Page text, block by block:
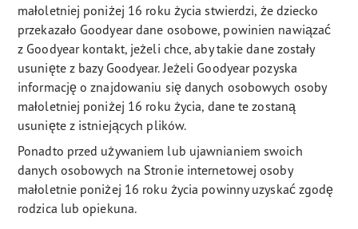
małoletniej poniżej 16 roku życia stwierdzi, że dziecko
przekazało Goodyear dane osobowe, powinien nawiązać
z Goodyear kontakt, jeżeli chce, aby takie dane zostały
usunięte z bazy Goodyear. Jeżeli Goodyear pozyska
informację o znajdowaniu się danych osobowych osoby
małoletniej poniżej 16 roku życia, dane te zostaną
usunięte z istniejących plików.
Ponadto przed używaniem lub ujawnianiem swoich
danych osobowych na Stronie internetowej osoby
małoletnie poniżej 16 roku życia powinny uzyskać zgodę
rodzica lub opiekuna.